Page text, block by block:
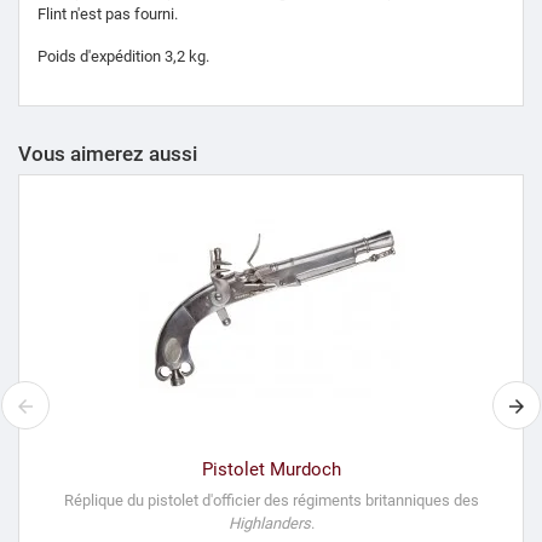
Flint n'est pas fourni.
Poids d'expédition 3,2 kg.
Vous aimerez aussi
Pistolet Murdoch
Réplique du pistolet d'officier des régiments britanniques des
Highlanders.